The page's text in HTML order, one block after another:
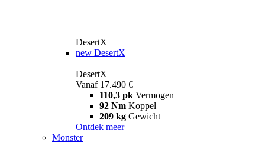
DesertX
new DesertX
DesertX
Vanaf 17.490 €
110,3 pk Vermogen
92 Nm Koppel
209 kg Gewicht
Ontdek meer
Monster